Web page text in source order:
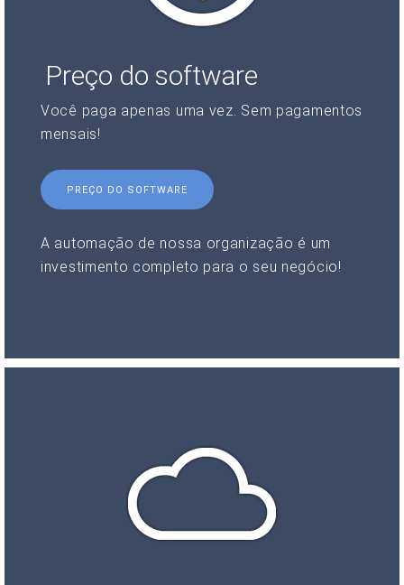
Preço do software
Você paga apenas uma vez. Sem pagamentos
mensais!
PREÇO DO SOFTWARE
A automação de nossa organização é um
investimento completo para o seu negócio!